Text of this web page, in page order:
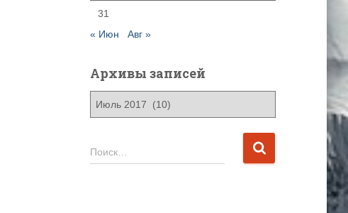
31
« Июн
Авг »
Архивы записей
в
Н
а
Поиск…